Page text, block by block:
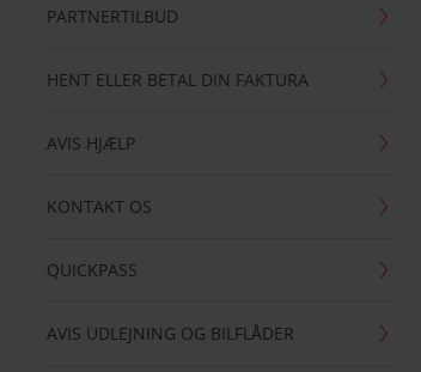
PARTNERTILBUD
HENT ELLER BETAL DIN FAKTURA
AVIS HJÆLP
KONTAKT OS
QUICKPASS
AVIS UDLEJNING OG BILFLÅDER